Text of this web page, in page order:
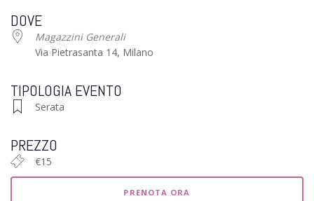
DOVE
Magazzini Generali
Via Pietrasanta 14, Milano
TIPOLOGIA EVENTO
Serata
PREZZO
€15
PRENOTA ORA